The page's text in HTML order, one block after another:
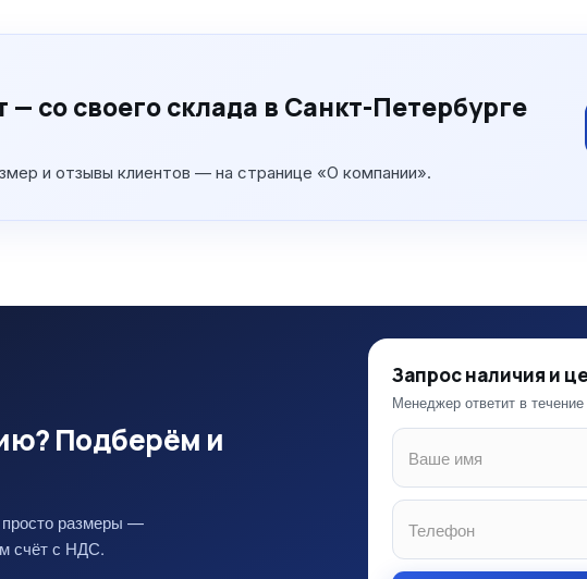
со своего склада в Санкт-Петербурге
и отзывы клиентов — на странице «О компании».
Подберём и
размеры —
счёт с НДС.
Запрос наличия и
Менеджер ответит в